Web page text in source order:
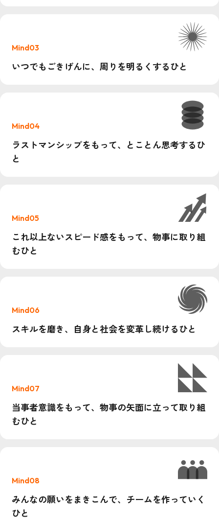
Mind03
いつでもごきげんに、周りを明るくするひと
Mind04
ラストマンシップをもって、とことん思考するひ
と
Mind05
これ以上ないスピード感をもって、物事に取り組
むひと
Mind06
スキルを磨き、自身と社会を変革し続けるひと
Mind07
当事者意識をもって、物事の矢面に立って取り組
むひと
Mind08
みんなの願いをまきこんで、チームを作っていく
ひと